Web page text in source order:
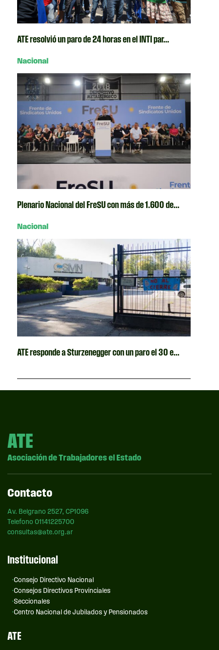
ATE resolvió un paro de 24 horas en el INTI par...
Nacional
Plenario Nacional del FreSU con más de 1.600 de...
Nacional
ATE responde a Sturzenegger con un paro el 30 e...
ATE
Asociación de Trabajadores el Estado
Contacto
Av. Belgrano 2527, CP1096
Telefono 01141225700
consultas@ate.org.ar
Institucional
Consejo Directivo Nacional
Consejos Directivos Provinciales
Seccionales
Centro Nacional de Jubilados y Pensionados
ATE